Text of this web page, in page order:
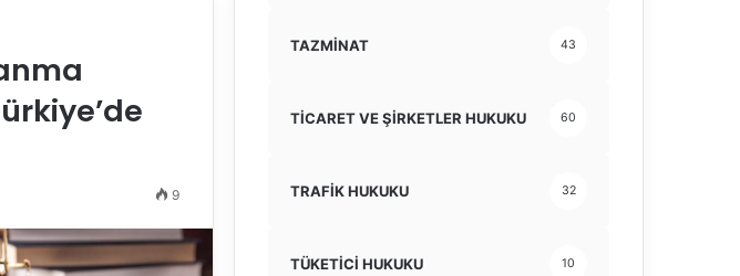
9
TAZMİNAT 43
TİCARET VE ŞİRKETLER HUKUKU 60
TRAFİK HUKUKU 32
TÜKETİCİ HUKUKU 10